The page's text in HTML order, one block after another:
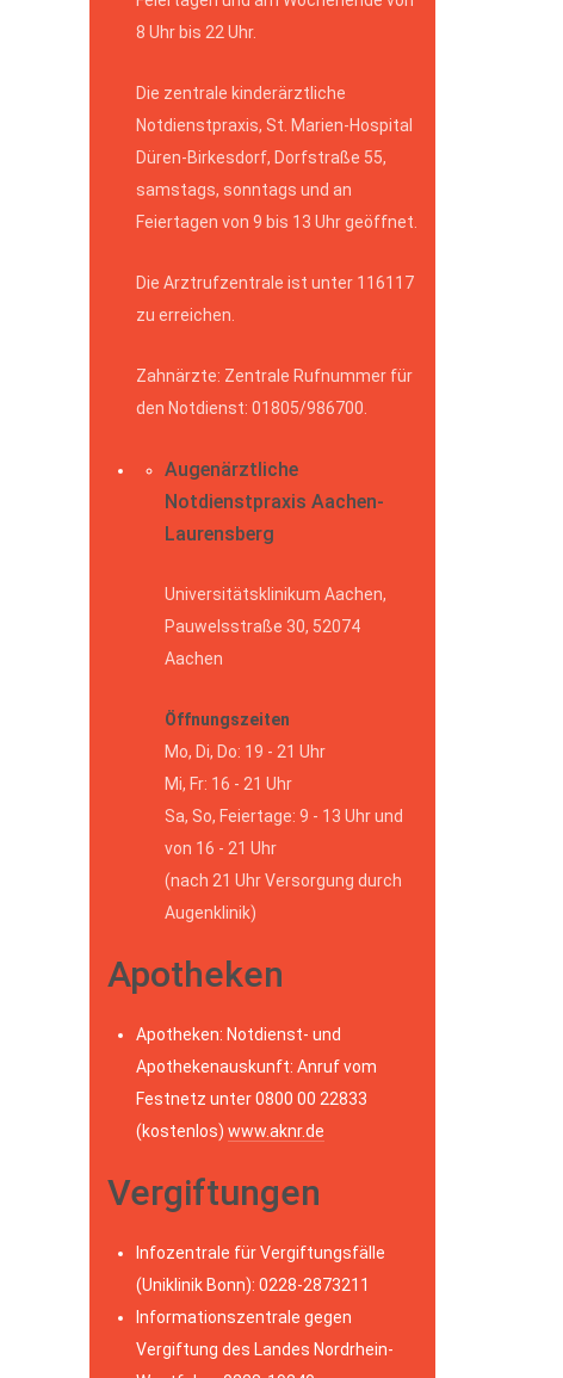
8 Uhr bis 22 Uhr.
Die zentrale kinderärztliche
Notdienstpraxis, St. Marien-Hospital
Düren-Birkesdorf, Dorfstraße 55,
samstags, sonntags und an
Feiertagen von 9 bis 13 Uhr geöffnet.
Die Arztrufzentrale ist unter 116117
zu erreichen.
Zahnärzte: Zentrale Rufnummer für
den Notdienst: 01805/986700.
Augenärztliche
Notdienstpraxis Aachen-
Laurensberg
Universitätsklinikum Aachen,
Pauwelsstraße 30, 52074
Aachen
Öffnungszeiten
Mo, Di, Do: 19 - 21 Uhr
Mi, Fr: 16 - 21 Uhr
Sa, So, Feiertage: 9 - 13 Uhr und
von 16 - 21 Uhr
(nach 21 Uhr Versorgung durch
Augenklinik)
Apotheken
Apotheken: Notdienst- und
Apothekenauskunft: Anruf vom
Festnetz unter 0800 00 22833
(kostenlos) www.aknr.de
Vergiftungen
Infozentrale für Vergiftungsfälle
(Uniklinik Bonn): 0228-2873211
Informationszentrale gegen
Vergiftung des Landes Nordrhein-